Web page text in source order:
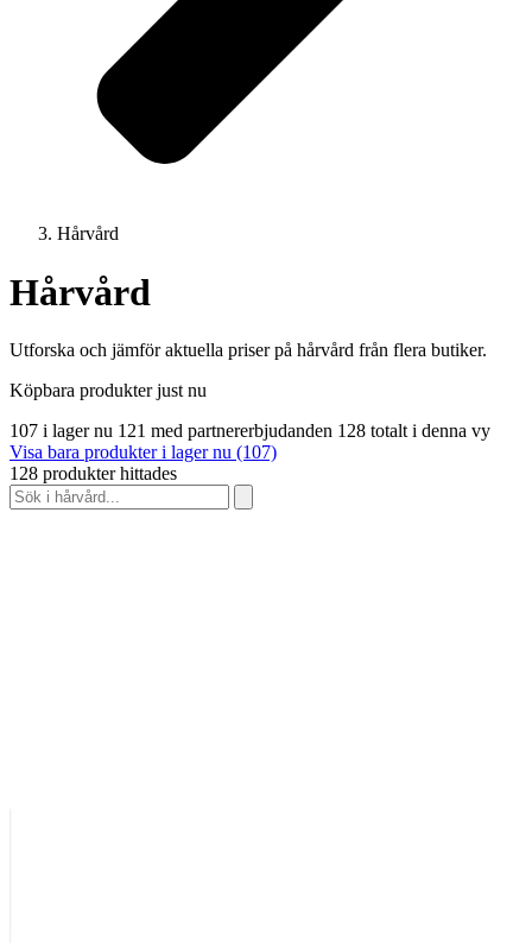
Hårvård
Hårvård
Utforska och jämför aktuella priser på hårvård från flera butiker.
Köpbara produkter just nu
107 i lager nu 121 med partnererbjudanden 128 totalt i denna vy
Visa bara produkter i lager nu (107)
128 produkter hittades